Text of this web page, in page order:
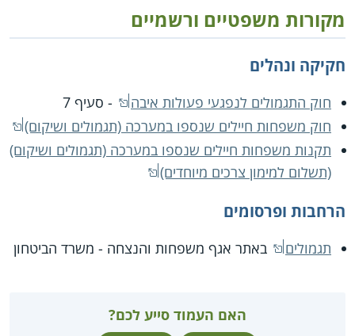
מקורות משפטיים ורשמיים
חקיקה ונהלים
חוק התגמולים לנפגעי פעולות איבה
- סעיף 7
חוק משפחות חיילים שנספו במערכה (תגמולים ושיקום)‏
תקנות משפחות חיילים שנספו במערכה (תגמולים ושיקום)
(תשלום למימון צרכים מיוחדים)
הרחבות ופרסומים
תגמולים באתר אגף משפחות והנצחה - משרד הביטחון
האם העמוד סייע לכם?